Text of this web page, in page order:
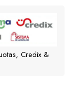
Credix &